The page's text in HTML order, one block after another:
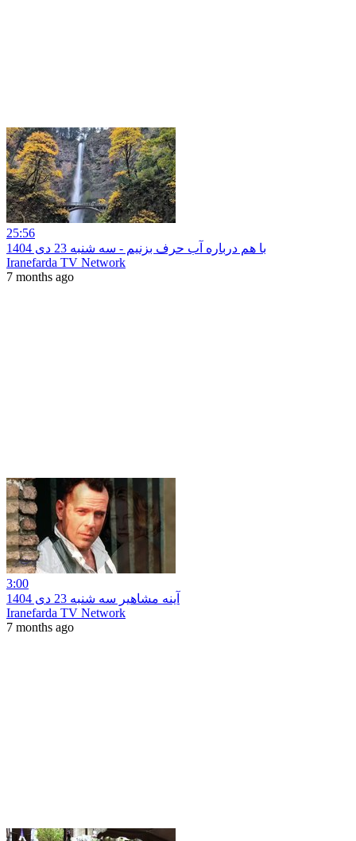
25:56
با هم درباره آب حرف بزنیم - سه شنبه 23 دی 1404
Iranefarda TV Network
7 months ago
3:00
آینه مشاهیر سه شنبه 23 دی 1404
Iranefarda TV Network
7 months ago